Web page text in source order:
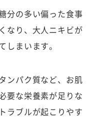
分の多い偏った食事
なり、大人ニキビが
しまいます。
ンパク質など、お肌
要な栄養素が足りな
ラブルが起こりやす